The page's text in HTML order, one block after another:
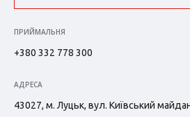
ПРИЙМАЛЬНЯ
+380 332 778 300
АДРЕСА
43027, м. Луцьк, вул. Київський